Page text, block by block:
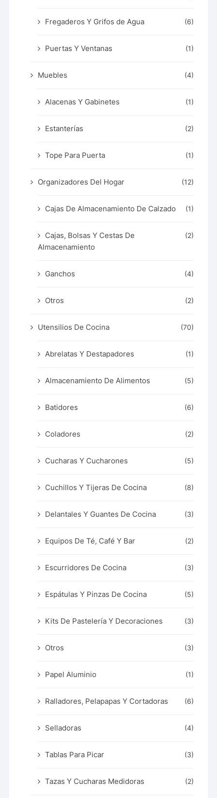
Fregaderos Y Grifos de Agua (6)
Puertas Y Ventanas (1)
Muebles (4)
Alacenas Y Gabinetes (1)
Estanterías (2)
Tope Para Puerta (1)
Organizadores Del Hogar (12)
Cajas De Almacenamiento De Calzado (1)
Cajas, Bolsas Y Cestas De
Almacenamiento
(2)
Ganchos (4)
Otros (2)
Utensilios De Cocina (70)
Abrelatas Y Destapadores (1)
Almacenamiento De Alimentos (5)
Batidores (6)
Coladores (2)
Cucharas Y Cucharones (5)
Cuchillos Y Tijeras De Cocina (8)
Delantales Y Guantes De Cocina (3)
Equipos De Té, Café Y Bar (2)
Escurridores De Cocina (3)
Espátulas Y Pinzas De Cocina (5)
Kits De Pastelería Y Decoraciones (3)
Otros (3)
Papel Aluminio (1)
Ralladores, Pelapapas Y Cortadoras (6)
Selladoras (4)
Tablas Para Picar (3)
Tazas Y Cucharas Medidoras (2)